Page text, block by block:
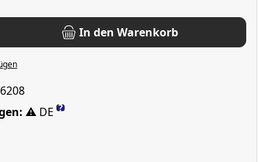
gewünschten Wert ein oder benutze die Schaltflächen
In den Warenkorb
⚠ DE ?